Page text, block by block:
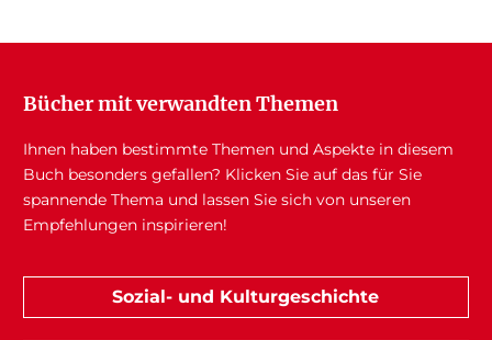
Bücher mit verwandten Themen
Ihnen haben bestimmte Themen und Aspekte in diesem
Buch besonders gefallen? Klicken Sie auf das für Sie
spannende Thema und lassen Sie sich von unseren
Empfehlungen inspirieren!
Sozial- und Kulturgeschichte